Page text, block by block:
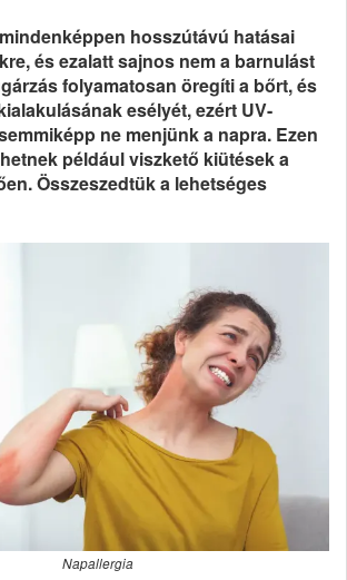
hosszútávú hatásai
és ezalatt sajnos nem a barnulást
folyamatosan öregíti a bőrt, és
esélyét, ezért UV-
ne menjünk a napra. Ezen
például viszkető kiütések a
Összeszedtük a lehetséges
Napallergia